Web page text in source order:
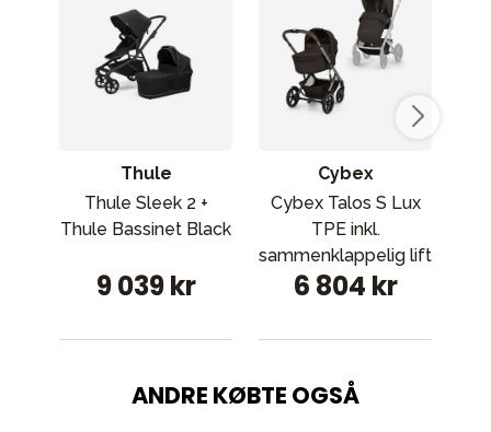
Thule
Thule Sleek 2 +
Thule Bassinet Black
9 039 kr
Cybex
Cybex Talos S Lux
TPE inkl.
sammenklappelig lift
Chocolate Brown
6 804 kr
ANDRE KØBTE OGSÅ